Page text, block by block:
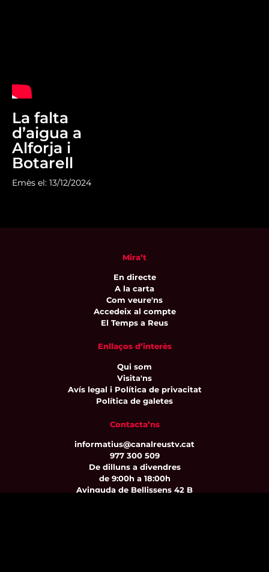
La falta
d’aigua a
Alforja i
Botarell
Emès el: 13/12/2024
Mira’t
En directe
A la carta
Com veure'ns
Accedeix al compte
El Temps a Reus
Enllaços d’interès
Qui som
Visita'ns
Avís legal i Política de privacitat
Política de galetes
Contacta’ns
informatius@canalreustv.cat
977 300 509
De dilluns a divendres
de 9:00h a 18:00h
Avinguda de Bellissens 42 B